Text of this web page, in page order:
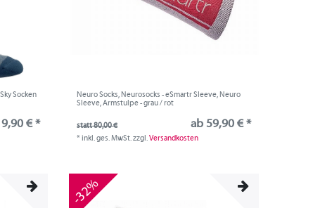
Socken
€ *
Neuro Socks, Neurosocks - eSmartr Sleeve, Neuro
Sleeve, Armstulpe - grau / rot
statt 80,00 € ab 59,90 € *
*inkl. ges. MwSt.zzgl.Versandkosten
-32%